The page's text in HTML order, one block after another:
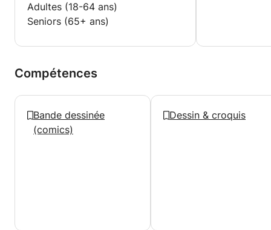
Adultes (18-64 ans)
Seniors (65+ ans)
Compétences
Bande dessinée
(comics)
Dessin & croquis